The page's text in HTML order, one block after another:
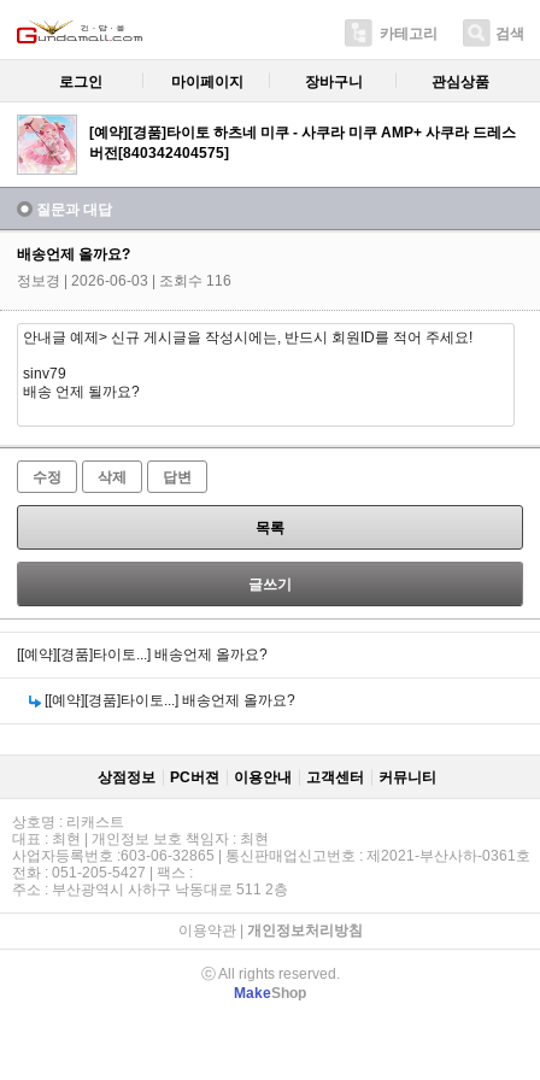
카테고리 검색
로그인 마이페이지 장바구니 관심상품
[예약][경품]타이토 하츠네 미쿠 - 사쿠라 미쿠 AMP+ 사쿠라 드레스
버전[840342404575]
질문과 대답
배송언제 올까요?
정보경
| 2026-06-03 | 조회수 116
안내글 예제> 신규 게시글을 작성시에는, 반드시 회원ID를 적어 주세요!
sinv79
배송 언제 될까요?
수정 삭제 답변
목록
글쓰기
[[예약][경품]타이토...] 배송언제 올까요?
[[예약][경품]타이토...] 배송언제 올까요?
상점정보 PC버젼 이용안내 고객센터 커뮤니티
상호명 : 리캐스트
대표 : 최현 | 개인정보 보호 책임자 : 최현
사업자등록번호 :603-06-32865 | 통신판매업신고번호 : 제2021-부산사하-0361호
전화 : 051-205-5427 | 팩스 :
주소 : 부산광역시 사하구 낙동대로 511 2층
이용약관| 개인정보처리방침
ⓒ All rights reserved.
MakeShop